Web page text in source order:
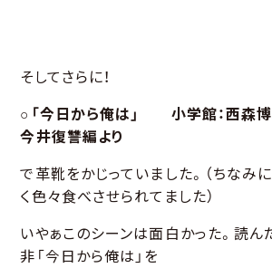
そしてさらに！
○「今日から俺は」 小学館：西森
今井復讐編より
で革靴をかじっていました。（ちなみ
く色々食べさせられてました）
いやぁこのシーンは面白かった。読
非「今日から俺は」を